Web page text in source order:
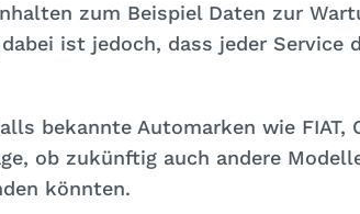
zum Beispiel Daten zur
dabei ist jedoch, dass jeder
bekannte Automarken wie FIAT,
ob zukünftig auch andere
könnten.